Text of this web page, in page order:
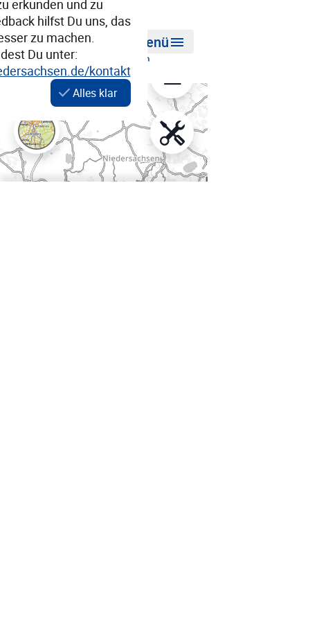
Menümenu
erkunden und zu
hilfst Du uns, das
zu machen.
Du unter:
kontakt
checkAlles klar